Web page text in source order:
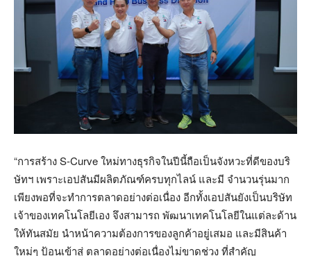
“การสร้าง S-Curve ใหม่ทางธุรกิจในปีนี้ถือเป็นจังหวะที่ดีของบริ
ษัทฯ เพราะเอปสันมีผลิตภัณฑ์ครบทุกไลน์ และมี จำนวนรุ่นมาก
เพียงพอที่จะทำการตลาดอย่างต่อเนื่อง อีกทั้งเอปสันยังเป็นบริษัท
เจ้าของเทคโนโลยีเอง จึงสามารถ พัฒนาเทคโนโลยีในแต่ละด้าน
ให้ทันสมัย นำหน้าความต้องการของลูกค้าอยู่เสมอ และมีสินค้า
ใหม่ๆ ป้อนเข้าสู่ ตลาดอย่างต่อเนื่องไม่ขาดช่วง ที่สำคัญ